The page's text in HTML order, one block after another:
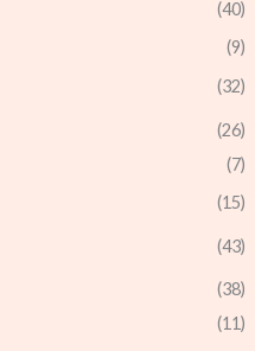
(40)
(9)
(32)
(26)
(7)
(15)
(43)
(38)
(11)